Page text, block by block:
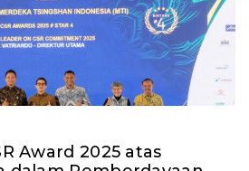
Award 2025 atas